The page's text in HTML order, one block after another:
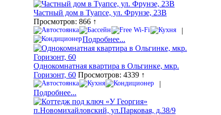
Частный дом в Туапсе, ул. Фрунзе, 23В
Просмотров: 866 ↑
|
Подробнее...
Однокомнатная квартира в Ольгинке, мкр.
Горизонт, 60 Просмотров: 4339 ↑
|
Подробнее...